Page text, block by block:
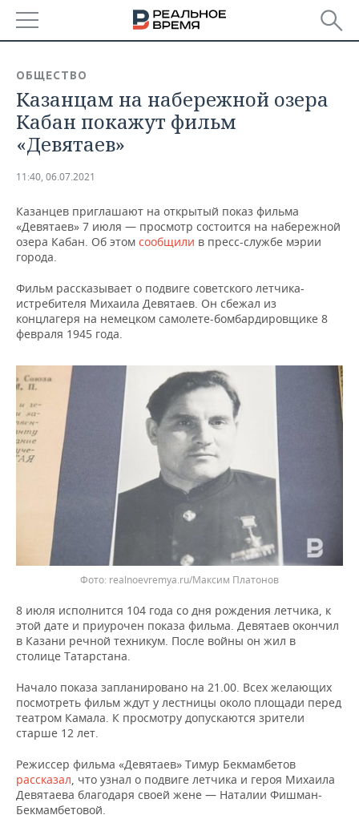
БАШКОРТОСТАН
ТАТАРСТАН
НОВОСТИ
АНАЛИТИКА
ДЕКЛАРАЦИИ О ДОХОДАХ
КОРОЛИ ГОСЗАКАЗА ПФО
КОМУ ПРИНАДЛЕЖАТ
ТОРГОВЫЕ ЦЕНТРЫ
ТАТАРСТАНА
НОВОСТИ ЭКОНОМИКИ
ФИНАНСЫ
БЮДЖЕТ
ПРОМЫШЛЕННОСТЬ
НОВОСТИ
ПРОМЫШЛЕННОСТИ
АГРОПРОМ
МАШИНОСТРОЕНИЕ
НЕФТЕХИМИЯ
НЕФТЬ
ОПК
ЭНЕРГЕТИКА
НЕДВИЖИМОСТЬ
НОВОСТИ АВТО
БИЗНЕС
РОЗНИЧНАЯ ТОРГОВЛЯ
ТРАНСПОРТ
УСЛУГИ
НОВОСТИ ТЕХНОЛОГИЙ
IT
МЕДИА
ТЕЛЕКОММУНИКАЦИИ
МЕРОПРИЯТИЯ
НОВОСТИ МЕРОПРИЯТИЙ
ВЫЕЗДНАЯ РЕДАКЦИЯ
БИЗНЕС-БРАНЧИ
ONLINE-КОНФЕРЕНЦИИ
ОТКРЫТАЯ ЛЕКЦИЯ
СПОРТ
НОВОСТИ СПОРТА
ФУТБОЛ
ХОККЕЙ
БАСКЕТБОЛ
ВОЛЕЙБОЛ
КИБЕРСПОРТ
ФИГУРНОЕ КАТАНИЕ
ВОДНЫЕ ВИДЫ СПОРТА
ХОККЕЙ С МЯЧОМ
ОБЩЕСТВО
НОВОСТИ ОБЩЕСТВА
ВЛАСТЬ
ИНФРАСТРУКТУРА
ИСТОРИЯ
КУЛЬТУРА
МЕДИЦИНА
ОБРАЗОВАНИЕ
ПРОИСШЕСТВИЯ
ФОТОГАЛЕРЕЯ
СЮЖЕТЫ
СПРАВОЧНИК
СПИСОК ПЕРСОН
СПИСОК КОМПАНИЙ
ПОЛНАЯ ВЕРСИЯ
ОБЩЕСТВО
Казанцам на набережной озера
Кабан покажут фильм
«Девятаев»
11:40, 06.07.2021
Казанцев приглашают на открытый показ фильма
«Девятаев» 7 июля — просмотр состоится на набережной
озера Кабан. Об этом сообщили в пресс-службе мэрии
города.
Фильм рассказывает о подвиге советского летчика-
истребителя Михаила Девятаев. Он сбежал из
концлагеря на немецком самолете-бомбардировщике 8
февраля 1945 года.
realnoevremya.ru/Максим Платонов
8 июля исполнится 104 года со дня рождения летчика, к
этой дате и приурочен показа фильма. Девятаев окончил
в Казани речной техникум. После войны он жил в
столице Татарстана.
Начало показа запланировано на 21.00. Всех желающих
посмотреть фильм ждут у лестницы около площади перед
театром Камала. К просмотру допускаются зрители
старше 12 лет.
Режиссер фильма «Девятаев» Тимур Бекмамбетов
рассказал, что узнал о подвиге летчика и героя Михаила
Девятаева благодаря своей жене — Наталии Фишман-
Бекмамбетовой.